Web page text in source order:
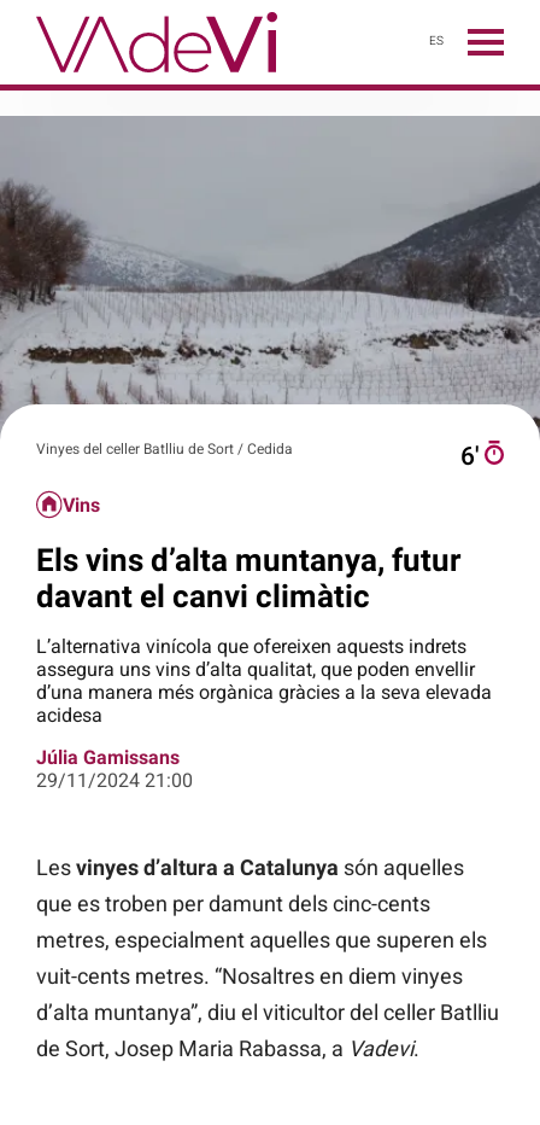
ES
Vinyes del celler Batlliu de Sort / Cedida 6′
Vins
Els vins d’alta muntanya, futur
davant el canvi climàtic
L’alternativa vinícola que ofereixen aquests indrets
assegura uns vins d’alta qualitat, que poden envellir
d’una manera més orgànica gràcies a la seva elevada
acidesa
Júlia Gamissans
29/11/2024 21:00
Lesvinyes d’altura a Catalunya són aquelles
que es troben per damunt dels cinc-cents
metres, especialment aquelles que superen els
vuit-cents metres. “Nosaltres en diem vinyes
d’alta muntanya”, diu el viticultor del celler Batlliu
de Sort, Josep Maria Rabassa, a Vadevi.